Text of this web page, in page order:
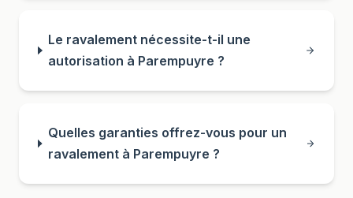
Le ravalement nécessite-t-il une
autorisation à Parempuyre ?
Quelles garanties offrez-vous pour un
ravalement à Parempuyre ?